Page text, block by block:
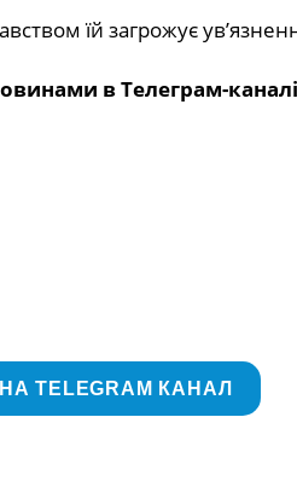
їй загрожує
в Телеграм-каналі
TELEGRAM КАНАЛ